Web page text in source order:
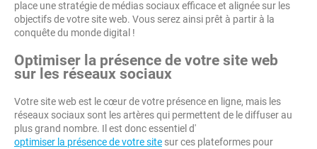
place une stratégie de médias sociaux efficace et alignée sur les
objectifs de votre site web. Vous serez ainsi prêt à partir à la
conquête du monde digital !
Optimiser la présence de votre site web
sur les réseaux sociaux
Votre site web est le cœur de votre présence en ligne, mais les
réseaux sociaux sont les artères qui permettent de le diffuser au
plus grand nombre. Il est donc essentiel d'
optimiser la présence de votre site sur ces plateformes pour